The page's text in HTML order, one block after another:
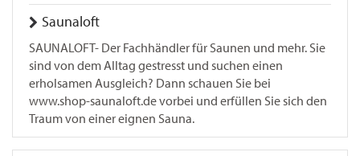
Saunaloft
SAUNALOFT- Der Fachhändler für Saunen und mehr. Sie
sind von dem Alltag gestresst und suchen einen
erholsamen Ausgleich? Dann schauen Sie bei
www.shop-saunaloft.de vorbei und erfüllen Sie sich den
Traum von einer eignen Sauna.